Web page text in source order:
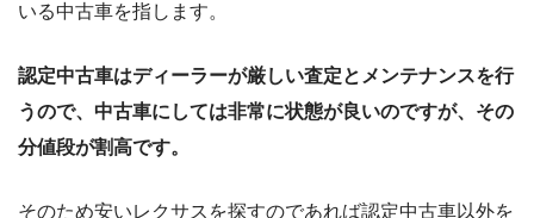
いる中古車を指します。
認定中古車はディーラーが厳しい査定とメンテナンスを行
うので、中古車にしては非常に状態が良いのですが、その
分値段が割高です。
そのため安いレクサスを探すのであれば認定中古車以外を